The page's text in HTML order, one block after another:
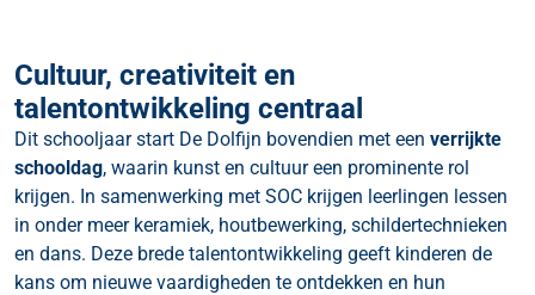
Cultuur, creativiteit en
talentontwikkeling centraal
Dit schooljaar start De Dolfijn bovendien met een verrijkte
schooldag, waarin kunst en cultuur een prominente rol
krijgen. In samenwerking met SOC krijgen leerlingen lessen
in onder meer keramiek, houtbewerking, schildertechnieken
en dans. Deze brede talentontwikkeling geeft kinderen de
kans om nieuwe vaardigheden te ontdekken en hun